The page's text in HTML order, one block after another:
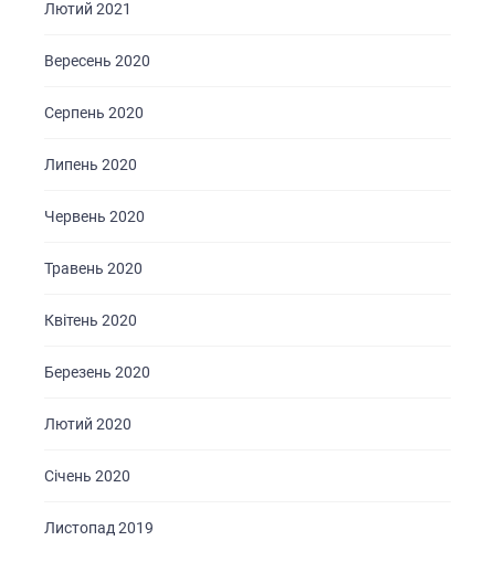
Лютий 2021
Вересень 2020
Серпень 2020
Липень 2020
Червень 2020
Травень 2020
Квітень 2020
Березень 2020
Лютий 2020
Січень 2020
Листопад 2019